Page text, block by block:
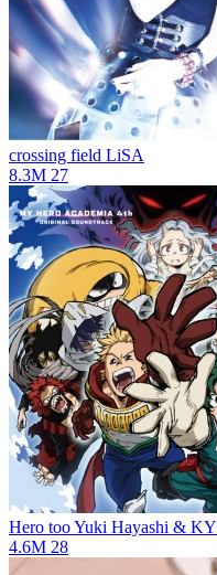
crossing field LiSA
8.3M 27
Hero tooYuki Hayashi &
4.6M 28